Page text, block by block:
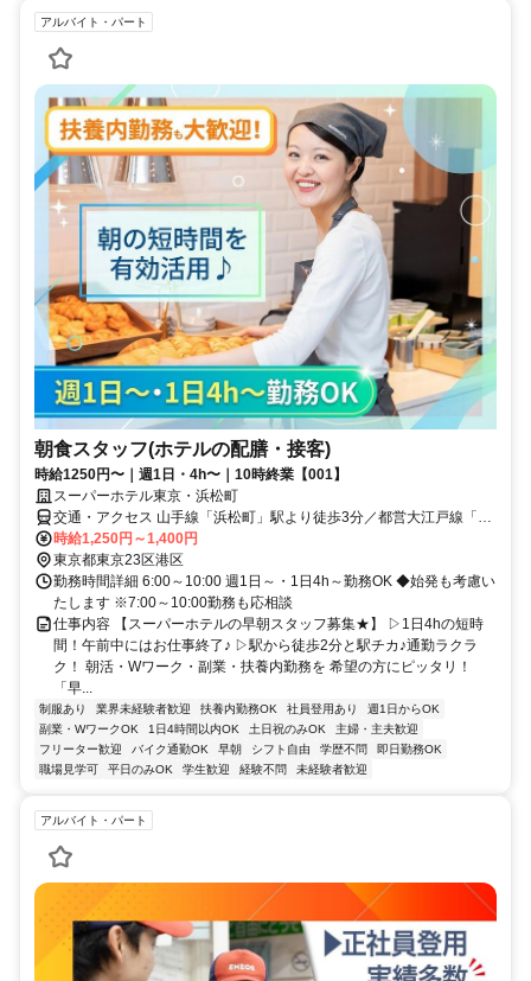
アルバイト・パート
朝食スタッフ(ホテルの配膳・接客)
時給1250円〜｜週1日・4h〜｜10時終業【001】
スーパーホテル東京・浜松町
交通・アクセス 山手線「浜松町」駅より徒歩3分／都営大江戸線「大
門」駅より徒歩2分
時給1,250円～1,400円
東京都東京23区港区
勤務時間詳細 6:00～10:00 週1日～・1日4h～勤務OK ◆始発も考慮い
たします ※7:00～10:00勤務も応相談
仕事内容 【スーパーホテルの早朝スタッフ募集★】 ▷1日4hの短時
間！午前中にはお仕事終了♪ ▷駅から徒歩2分と駅チカ♪通勤ラクラ
ク！ 朝活・Wワーク・副業・扶養内勤務を 希望の方にピッタリ！
「早...
制服あり 業界未経験者歓迎 扶養内勤務OK 社員登用あり
週1日からOK
副業・WワークOK
1日4時間以内OK 土日祝のみOK
主婦・主夫歓迎
フリーター歓迎
バイク通勤OK 早朝 シフト自由 学歴不問
即日勤務OK
職場見学可
平日のみOK 学生歓迎 経験不問 未経験者歓迎
アルバイト・パート